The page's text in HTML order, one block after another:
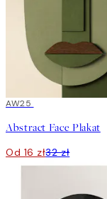
50%*
AW25
Abstract Face Plakat
Od 16 zł32 zł